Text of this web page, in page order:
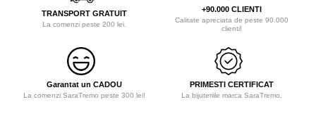
TRANSPORT GRATUIT
La comenzi peste 200 lei.
+90.000 CLIENTI
Calitate apreciata de peste 90.000
clienti!
Garantat un CADOU
La comenzi SaraTremo peste 300 lei!
PRIMESTI CERTIFICAT
La bijuteriile marca SaraTremo.